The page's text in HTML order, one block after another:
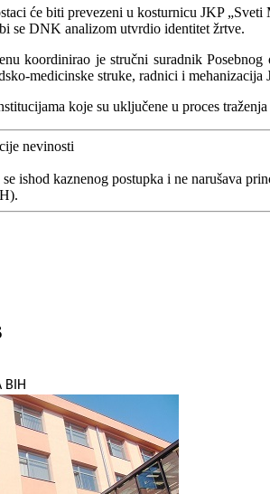
će biti prevezeni u kosturnicu JKP
se DNK analizom utvrdio identitet žrtve.
koordinirao je stručni suradnik
medicinske struke, radnici i
koje su uključene u proces
nevinosti
ishod kaznenog postupka i ne narušava
BIH